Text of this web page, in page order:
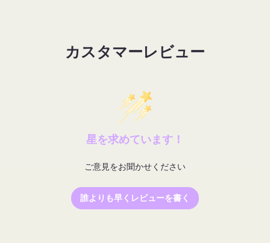
カスタマーレビュー
星を求めています！
ご意見をお聞かせください
誰よりも早くレビューを書く